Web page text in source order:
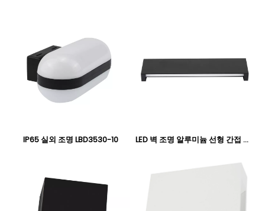
IP65 실외 조명 LBD3530-10 LED 벽 조명 알루미늄 선형 간접 조명